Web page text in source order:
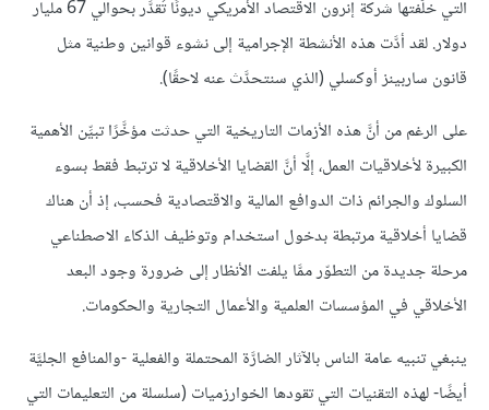
التي خلَّفتها شركة إنرون الاقتصاد الأمريكي ديونًا تُقدَّر بحوالي 67 مليار
دولار. لقد أدَّت هذه الأنشطة الإجرامية إلى نشوء قوانين وطنية مثل
قانون ساربينز أوكسلي (الذي سنتحدَّث عنه لاحقًا).
على الرغم من أنَّ هذه الأزمات التاريخية التي حدثت مؤخَّرًا تبيِّن الأهمية
الكبيرة لأخلاقيات العمل، إلَّا أنَّ القضايا الأخلاقية لا ترتبط فقط بسوء
السلوك والجرائم ذات الدوافع المالية والاقتصادية فحسب، إذ أن هناك
قضايا أخلاقية مرتبطة بدخول استخدام وتوظيف الذكاء الاصطناعي
مرحلة جديدة من التطوّر ممَّا يلفت الأنظار إلى ضرورة وجود البعد
الأخلاقي في المؤسسات العلمية والأعمال التجارية والحكومات.
ينبغي تنبيه عامة الناس بالآثار الضارَّة المحتملة والفعلية -والمنافع الجليَّة
أيضًا- لهذه التقنيات التي تقودها الخوارزميات (سلسلة من التعليمات التي